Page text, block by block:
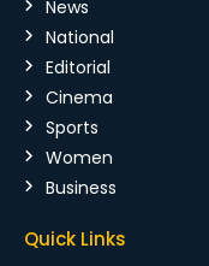
News
National
Editorial
Cinema
Sports
Women
Business
Quick Links